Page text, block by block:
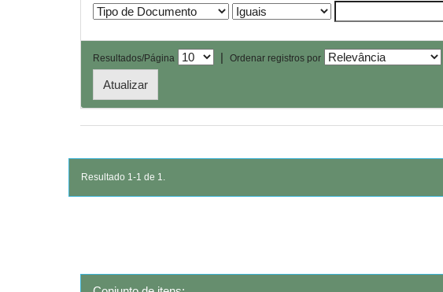
Resultados/Página | Ordenar registros por
Resultado 1-1 de 1.